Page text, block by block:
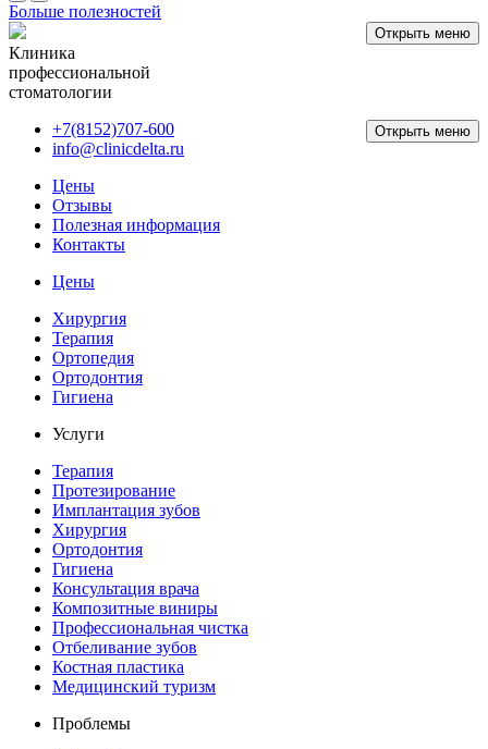
Больше полезностей
Открыть меню
Клиника
профессиональной
стоматологии
Открыть меню
+7(8152)707-600
info@clinicdelta.ru
Цены
Отзывы
Полезная информация
Контакты
Цены
Хирургия
Терапия
Ортопедия
Ортодонтия
Гигиена
Услуги
Терапия
Протезирование
Имплантация зубов
Хирургия
Ортодонтия
Гигиена
Консультация врача
Композитные виниры
Профессиональная чистка
Отбеливание зубов
Костная пластика
Медицинский туризм
Проблемы